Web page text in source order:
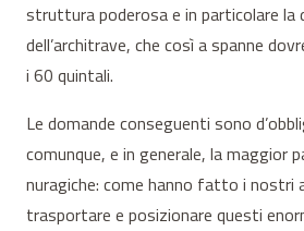
struttura poderosa e in particolare la
dell’architrave, che così a spanne
i 60 quintali.
Le domande conseguenti sono
comunque, e in generale, la maggior
nuragiche: come hanno fatto i nostri
trasportare e posizionare questi